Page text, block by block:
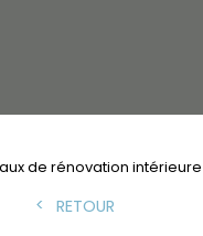
de rénovation intérieure
RETOUR